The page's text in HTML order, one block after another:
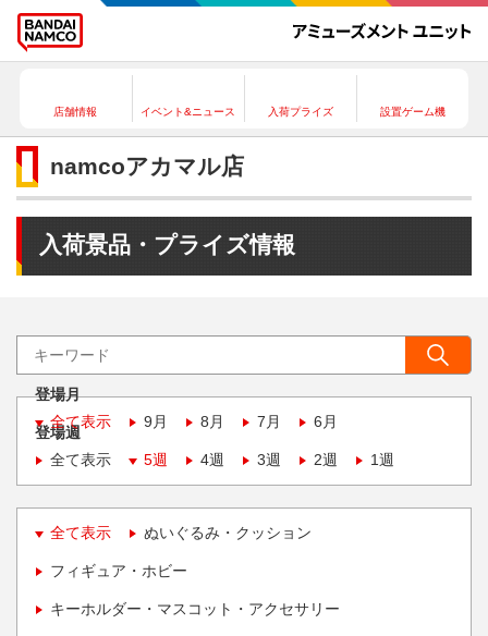
店舗情報 イベント&ニュース 入荷プライズ 設置ゲーム機
namcoアカマル店
入荷景品・プライズ情報
登場月
全て表示
9月 8月 7月 6月
登場週
全て表示
5週 4週 3週 2週 1週
全て表示 ぬいぐるみ・クッション
フィギュア・ホビー
キーホルダー・マスコット・アクセサリー